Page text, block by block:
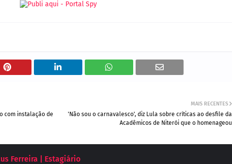
MAIS RECENTES
'Não sou o carnavalesco', diz Lula sobre críticas ao desfile da
Acadêmicos de Niterói que o homenageou
com instalação de
Ferreira | Estagiário